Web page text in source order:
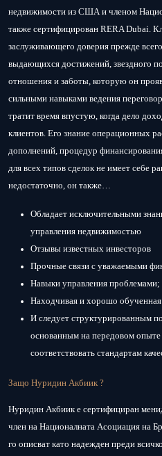
недвижимости из США и членом
также сертифицирован RERA Dubai.
заслуживающего доверия прежде
выдающихся достижений, звездного
отношения и заботы, которую он
сильными навыками ведения
тратит время впустую, когда дело
клиентов. Его знание операционных
дополнений, процедур
для всех типов сделок не имеет себе
недостаточно, он также…
Обладает исключительными
управления недвижимостью
Отзывы известных инвесторов
Прочные связи с уважаемыми
Навыки управления проблемами;
Находчивая и хорошо
И следует структурированным
основанным на передовом
соответствовать стандартам
Защо Нуридин Акбиик ?
Нуридин Акбиик е сертифициран
член на Националната Асоциация на
го описват като надежден преди